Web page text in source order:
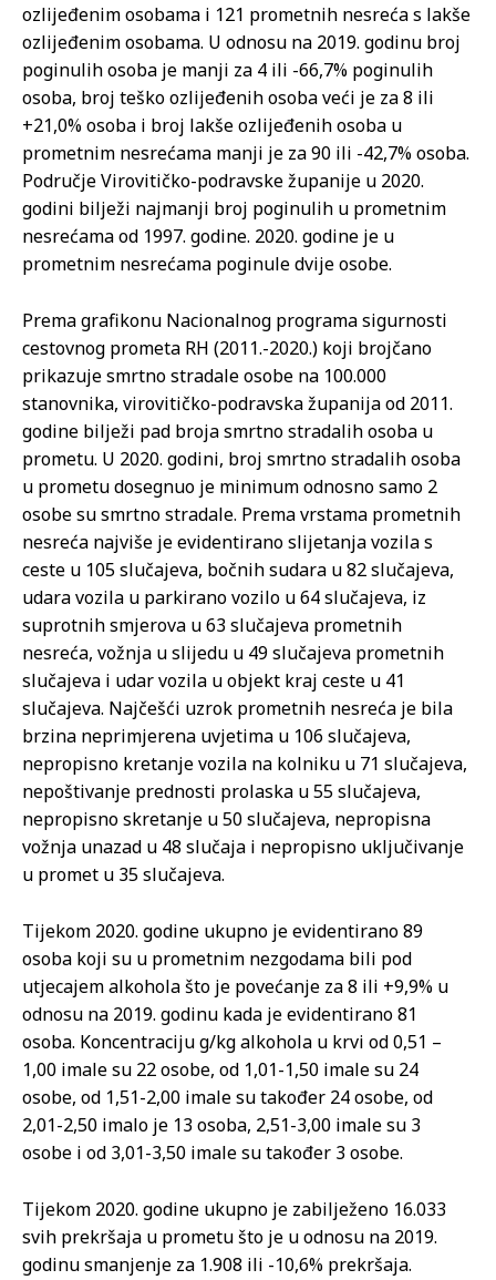
ozlijeđenim osobama i 121 prometnih nesreća s lakše
ozlijeđenim osobama. U odnosu na 2019. godinu broj
poginulih osoba je manji za 4 ili -66,7% poginulih
osoba, broj teško ozlijeđenih osoba veći je za 8 ili
+21,0% osoba i broj lakše ozlijeđenih osoba u
prometnim nesrećama manji je za 90 ili -42,7% osoba.
Područje Virovitičko-podravske županije u 2020.
godini bilježi najmanji broj poginulih u prometnim
nesrećama od 1997. godine. 2020. godine je u
prometnim nesrećama poginule dvije osobe.
Prema grafikonu Nacionalnog programa sigurnosti
cestovnog prometa RH (2011.-2020.) koji brojčano
prikazuje smrtno stradale osobe na 100.000
stanovnika, virovitičko-podravska županija od 2011.
godine bilježi pad broja smrtno stradalih osoba u
prometu. U 2020. godini, broj smrtno stradalih osoba
u prometu dosegnuo je minimum odnosno samo 2
osobe su smrtno stradale. Prema vrstama prometnih
nesreća najviše je evidentirano slijetanja vozila s
ceste u 105 slučajeva, bočnih sudara u 82 slučajeva,
udara vozila u parkirano vozilo u 64 slučajeva, iz
suprotnih smjerova u 63 slučajeva prometnih
nesreća, vožnja u slijedu u 49 slučajeva prometnih
slučajeva i udar vozila u objekt kraj ceste u 41
slučajeva. Najčešći uzrok prometnih nesreća je bila
brzina neprimjerena uvjetima u 106 slučajeva,
nepropisno kretanje vozila na kolniku u 71 slučajeva,
nepoštivanje prednosti prolaska u 55 slučajeva,
nepropisno skretanje u 50 slučajeva, nepropisna
vožnja unazad u 48 slučaja i nepropisno uključivanje
u promet u 35 slučajeva.
Tijekom 2020. godine ukupno je evidentirano 89
osoba koji su u prometnim nezgodama bili pod
utjecajem alkohola što je povećanje za 8 ili +9,9% u
odnosu na 2019. godinu kada je evidentirano 81
osoba. Koncentraciju g/kg alkohola u krvi od 0,51 –
1,00 imale su 22 osobe, od 1,01-1,50 imale su 24
osobe, od 1,51-2,00 imale su također 24 osobe, od
2,01-2,50 imalo je 13 osoba, 2,51-3,00 imale su 3
osobe i od 3,01-3,50 imale su također 3 osobe.
Tijekom 2020. godine ukupno je zabilježeno 16.033
svih prekršaja u prometu što je u odnosu na 2019.
godinu smanjenje za 1.908 ili -10,6% prekršaja.